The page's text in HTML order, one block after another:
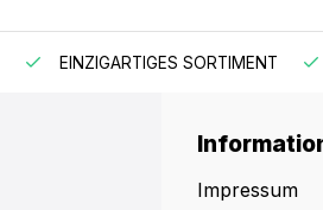
EINZIGARTIGES SORTIMENT
Impressum